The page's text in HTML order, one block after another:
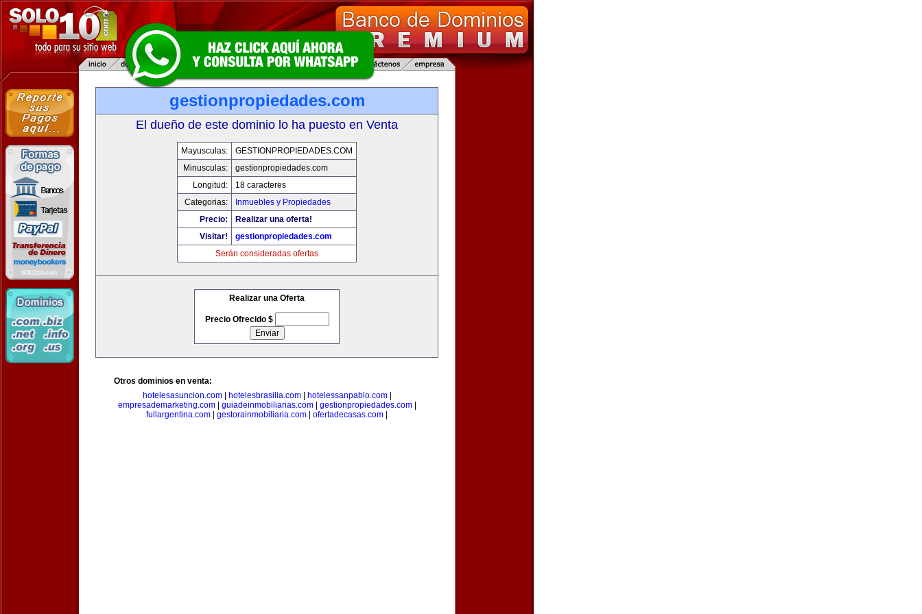
gestionpropiedades.com
El dueño de este dominio lo ha puesto en Venta
Mayusculas:
GESTIONPROPIEDADES.COM
Minusculas:
gestionpropiedades.com
Longitud:
18 caracteres
Categorias:
Inmuebles y Propiedades
Precio:
Realizar una oferta!
Visitar!
gestionpropiedades.com
Serán consideradas ofertas
Realizar una Oferta
Precio Ofrecido $
Otros dominios en venta:
hotelesasuncion.com| hotelesbrasilia.com| hotelessanpablo.com|
empresademarketing.com| guiadeinmobiliarias.com| gestionpropiedades.com|
fullargentina.com
gestorainmobiliaria.com ofertadecasas.com